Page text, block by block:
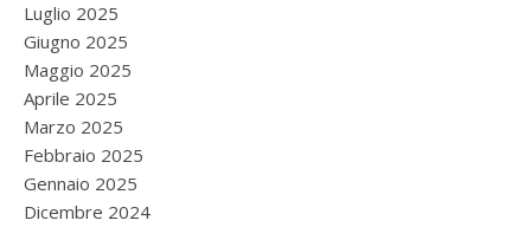
Luglio 2025
Giugno 2025
Maggio 2025
Aprile 2025
Marzo 2025
Febbraio 2025
Gennaio 2025
Dicembre 2024